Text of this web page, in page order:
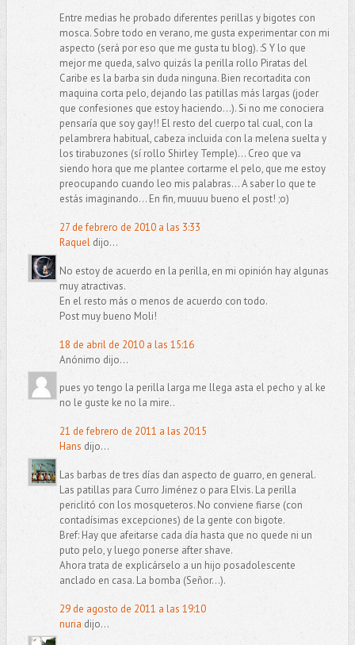
Entre medias he probado diferentes perillas y bigotes con
mosca. Sobre todo en verano, me gusta experimentar con mi
aspecto (será por eso que me gusta tu blog). :S Y lo que
mejor me queda, salvo quizás la perilla rollo Piratas del
Caribe es la barba sin duda ninguna. Bien recortadita con
maquina corta pelo, dejando las patillas más largas (joder
que confesiones que estoy haciendo...). Si no me conociera
pensaría que soy gay!! El resto del cuerpo tal cual, con la
pelambrera habitual, cabeza incluida con la melena suelta y
los tirabuzones (sí rollo Shirley Temple)... Creo que va
siendo hora que me plantee cortarme el pelo, que me estoy
preocupando cuando leo mis palabras... A saber lo que te
estás imaginando... En fin, muuuu bueno el post! ;o)
27 de febrero de 2010 a las 3:33
Raqueldijo...
No estoy de acuerdo en la perilla, en mi opinión hay algunas
muy atractivas.
En el resto más o menos de acuerdo con todo.
Post muy bueno Moli!
18 de abril de 2010 a las 15:16
Anónimo dijo...
pues yo tengo la perilla larga me llega asta el pecho y al ke
no le guste ke no la mire..
21 de febrero de 2011 a las 20:15
Hans dijo...
Las barbas de tres días dan aspecto de guarro, en general.
Las patillas para Curro Jiménez o para Elvis. La perilla
periclitó con los mosqueteros. No conviene fiarse (con
contadísimas excepciones) de la gente con bigote.
Bref: Hay que afeitarse cada día hasta que no quede ni un
puto pelo, y luego ponerse after shave.
Ahora trata de explicárselo a un hijo posadolescente
anclado en casa. La bomba (Señor...).
29 de agosto de 2011 a las 19:10
nuria dijo...